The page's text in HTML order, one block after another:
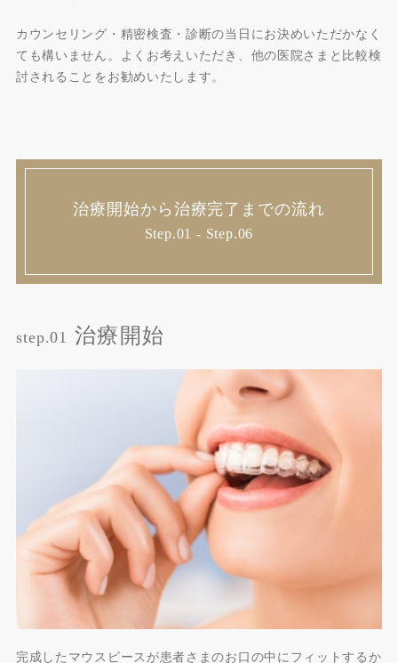
カウンセリング・精密検査・診断の当日にお決めいただかなく
ても構いません。よくお考えいただき、他の医院さまと比較検
討されることをお勧めいたします。
治療開始から治療完了までの流れ
Step.01 - Step.06
step.01 治療開始
完成したマウスピースが患者さまのお口の中にフィットするか